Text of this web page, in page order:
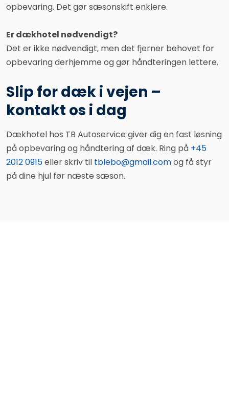
opbevaring. Det gør sæsonskift enklere.
Er dækhotel nødvendigt?
Det er ikke nødvendigt, men det fjerner behovet for
opbevaring derhjemme og gør håndteringen lettere.
Slip for dæk i vejen –
kontakt os i dag
Dækhotel hos TB Autoservice giver dig en fast løsning
på opbevaring og håndtering af dæk. Ring på +45
2012 0915eller skriv til tblebo@gmail.comog få styr
på dine hjul før næste sæson.